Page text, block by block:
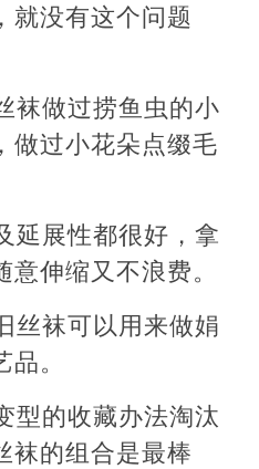
就没有这个问题
袜做过捞鱼虫的小
做过小花朵点缀毛
延展性都很好，拿
伸缩又不浪费。
丝袜可以用来做娟
。
型的收藏办法淘汰
袜的组合是最棒